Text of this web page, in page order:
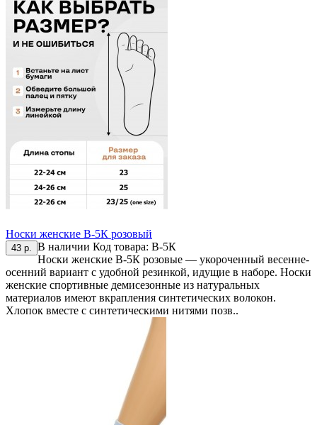
Носки женские В-5К розовый
43 р. В наличии Код товара: В-5К
Носки женские В-5К розовые — укороченный весенне-
осенний вариант с удобной резинкой, идущие в наборе. Носки
женские спортивные демисезонные из натуральных
материалов имеют вкрапления синтетических волокон.
Хлопок вместе с синтетическими нитями позв..